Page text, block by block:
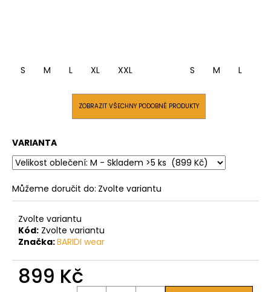
S M L XL XXL S M L
ZOBRAZIT VŠECHNY PODOBNÉ PRODUKTY
VARIANTA
Můžeme doručit do: Zvolte variantu
Zvolte variantu
Kód: Zvolte variantu
Značka:BARIDI wear
899 Kč